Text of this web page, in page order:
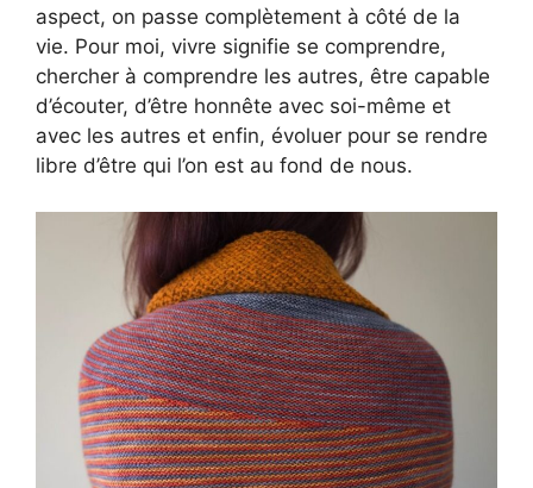
aspect, on passe complètement à côté de la
vie. Pour moi, vivre signifie se comprendre,
chercher à comprendre les autres, être capable
d’écouter, d’être honnête avec soi-même et
avec les autres et enfin, évoluer pour se rendre
libre d’être qui l’on est au fond de nous.